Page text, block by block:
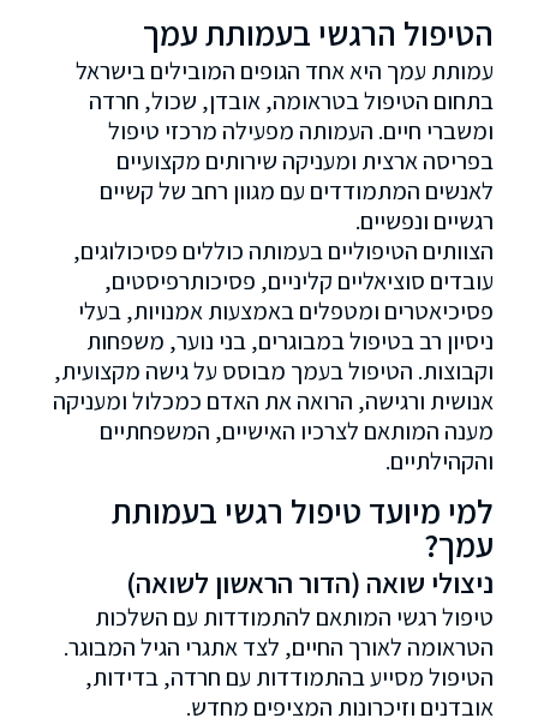
הטיפול הרגשי בעמותת עמך
עמותת עמך היא אחד הגופים המובילים בישראל
בתחום הטיפול בטראומה, אובדן, שכול, חרדה
ומשברי חיים. העמותה מפעילה מרכזי טיפול
בפריסה ארצית ומעניקה שירותים מקצועיים
לאנשים המתמודדים עם מגוון רחב של קשיים
רגשיים ונפשיים.
הצוותים הטיפוליים בעמותה כוללים פסיכולוגים,
עובדים סוציאליים קליניים, פסיכותרפיסטים,
פסיכיאטרים ומטפלים באמצעות אמנויות, בעלי
ניסיון רב בטיפול במבוגרים, בני נוער, משפחות
וקבוצות. הטיפול בעמך מבוסס על גישה מקצועית,
אנושית ורגישה, הרואה את האדם כמכלול ומעניקה
מענה המותאם לצרכיו האישיים, המשפחתיים
והקהילתיים.
למי מיועד טיפול רגשי בעמותת
עמך?
ניצולי שואה (הדור הראשון לשואה)
טיפול רגשי המותאם להתמודדות עם השלכות
הטראומה לאורך החיים, לצד אתגרי הגיל המבוגר.
הטיפול מסייע בהתמודדות עם חרדה, בדידות,
אובדנים וזיכרונות המציפים מחדש.